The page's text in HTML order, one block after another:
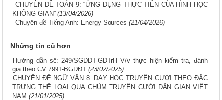
CHUYÊN ĐỀ TOÁN 9: “ỨNG DỤNG THỰC TIỄN CỦA HÌNH HỌC
KHÔNG GIAN” (13/04/2026)
Chuyên đề Tiếng Anh: Energy Sources (21/04/2026)
Những tin cũ hơn
Hướng dẫn số: 249/SGDĐT-GDTrH V/v thực hiện kiểm tra, đánh
giá theo CV 7991-BGDĐT (23/02/2025)
CHUYÊN ĐỀ NGỮ VĂN 8: DẠY HỌC TRUYỆN CƯỜI THEO ĐẶC
TRƯNG THỂ LOẠI QUA CHÙM TRUYỆN CƯỜI DÂN GIAN VIỆT
NAM (21/01/2025)